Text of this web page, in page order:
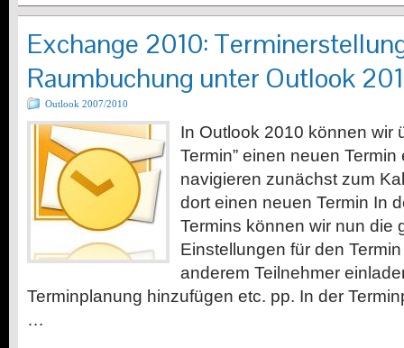
Exchange 2010:
Raumbuchung unter Outlook
Outlook 2007/2010
In Outlook 2010 können wir
Termin” einen neuen
navigieren zunächst zum
dort einen neuen Termin In
Termins können wir nun die
Einstellungen für den
anderem Teilnehmer
Terminplanung hinzufügen etc. pp. In der
…